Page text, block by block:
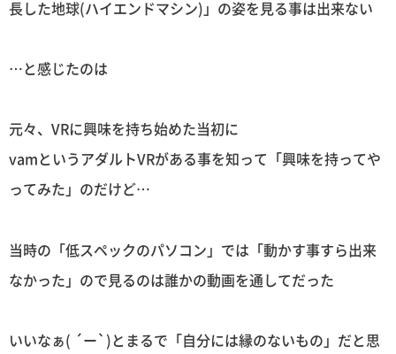
長した地球(ハイエンドマシン)」の姿を見る事は出来ない
…と感じたのは
元々、VRに興味を持ち始めた当初に
vamというアダルトVRがある事を知って「興味を持ってや
ってみた」のだけど…
当時の「低スペックのパソコン」では「動かす事すら出来
なかった」ので見るのは誰かの動画を通してだった
いいなぁ( ´ー`)とまるで「自分には縁のないもの」だと思